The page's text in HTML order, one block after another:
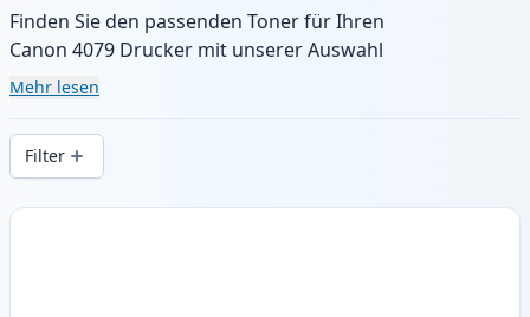
Finden Sie den passenden Toner für Ihren
Canon 4079 Drucker mit unserer Auswahl
an kompatiblen und XL-Patronen.
Druckqualität und schnellem Versand aus
lokalem Lager in .
Mehr lesen
Filter
Produkte